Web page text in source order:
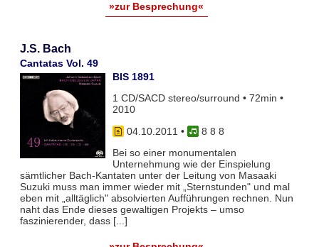
»zur Besprechung«
J.S. Bach
Cantatas Vol. 49
BIS 1891
1 CD/SACD stereo/surround • 72min •
2010
04.10.2011 •
8 8 8
Bei so einer monumentalen
Unternehmung wie der Einspielung
sämtlicher Bach-Kantaten unter der Leitung von Masaaki
Suzuki muss man immer wieder mit „Sternstunden" und mal
eben mit „alltäglich" absolvierten Aufführungen rechnen. Nun
naht das Ende dieses gewaltigen Projekts – umso
faszinierender, dass [...]